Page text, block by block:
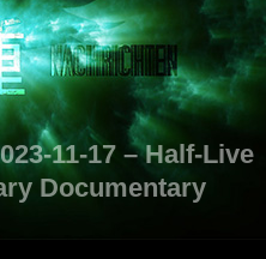
11-17 – Half-Live
Documentary